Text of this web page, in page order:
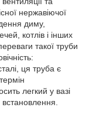
нержавіючої
диму,
котлів і інших
такої труби
ця труба є
легкий у вазі